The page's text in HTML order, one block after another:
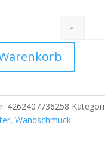
-
4262407736258
, Wandschmuck